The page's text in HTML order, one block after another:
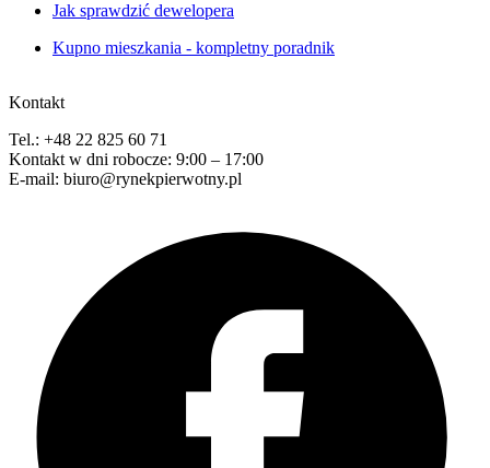
Jak sprawdzić dewelopera
Kupno mieszkania - kompletny poradnik
Kontakt
Tel.: +48 22 825 60 71
Kontakt w dni robocze: 9:00 – 17:00
E-mail: biuro@rynekpierwotny.pl